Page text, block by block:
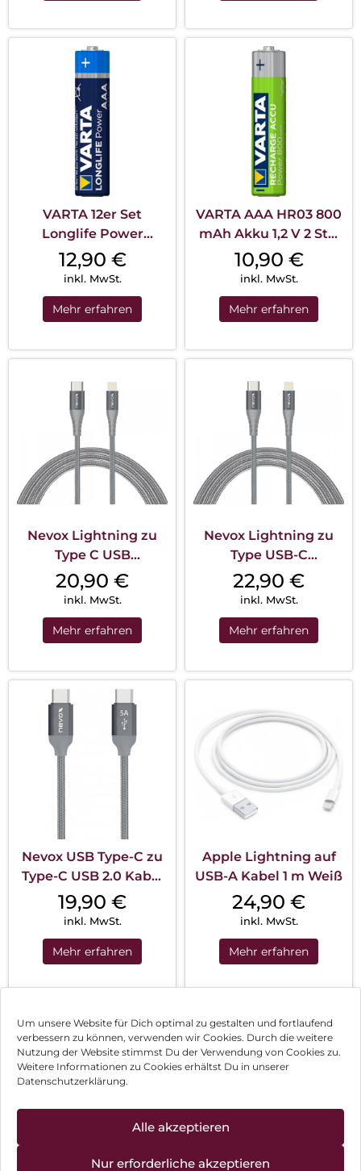
Um unsere Website für Dich optimal zu gestalten und fortlaufend
verbessern zu können, verwenden wir Cookies. Durch die weitere
Nutzung der Website stimmst Du der Verwendung von Cookies zu.
Weitere Informationen zu Cookies erhältst Du in unserer
Datenschutzerklärung.
Alle akzeptieren
Nur erforderliche akzeptieren
VARTA 12er Set
Longlife Power
LR03/AAA 1,5V
12,90 €
inkl. MwSt.
Mehr erfahren
VARTA AAA HR03 800
mAh Akku 1,2 V 2 Stk.
Blister
10,90 €
inkl. MwSt.
Mehr erfahren
Nevox Lightning zu
Type C USB
Datenkabel MFi
Nylon...
20,90 €
inkl. MwSt.
Mehr erfahren
Nevox Lightning zu
Type USB-C
Datenkabel MFi
Nylon...
22,90 €
inkl. MwSt.
Mehr erfahren
Nevox USB Type-C zu
Type-C USB 2.0 Kabel
20V/5A 10...
19,90 €
inkl. MwSt.
Mehr erfahren
Apple Lightning auf
USB-A Kabel 1 m Weiß
24,90 €
inkl. MwSt.
Mehr erfahren
1 2 3 … 138 Nächste
Impressum